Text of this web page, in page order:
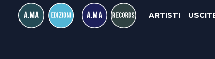
ARTISTI